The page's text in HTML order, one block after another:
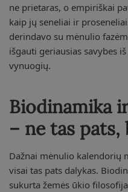
ne prietaras, o empiriškai
kaip jų seneliai ir
derindavo su mėnulio
išgauti geriausias savybes iš
vynuogių.
Biodinamika
– ne tas
Dažnai mėnulio kalendorių
visai tas pats dalykas.
sukurta žemės ūkio